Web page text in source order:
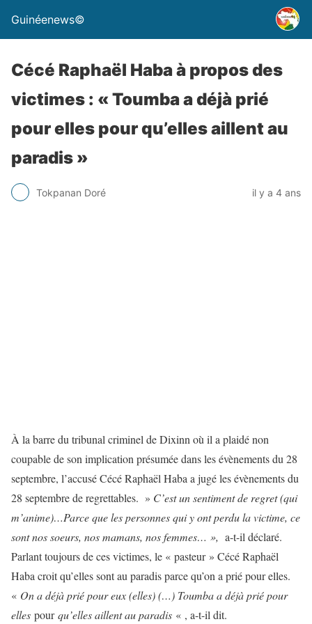
Guinéenews©
Cécé Raphaël Haba à propos des
victimes : « Toumba a déjà prié
pour elles pour qu’elles aillent au
paradis »
Tokpanan Doré il y a 4 ans
À la barre du tribunal criminel de Dixinn où il a plaidé non
coupable de son implication présumée dans les évènements du 28
septembre, l’accusé Cécé Raphaël Haba a jugé les évènements du
28 septembre de regrettables. » C’est un sentiment de regret (qui
m’anime)…Parce que les personnes qui y ont perdu la victime, ce
sont nos soeurs, nos mamans, nos femmes… », a-t-il déclaré.
Parlant toujours de ces victimes, le « pasteur » Cécé Raphaël
Haba croit qu’elles sont au paradis parce qu’on a prié pour elles.
« On a déjà prié pour eux (elles) (…) Toumba a déjà prié pour
elles pourqu’elles aillent au paradis « , a-t-il dit.